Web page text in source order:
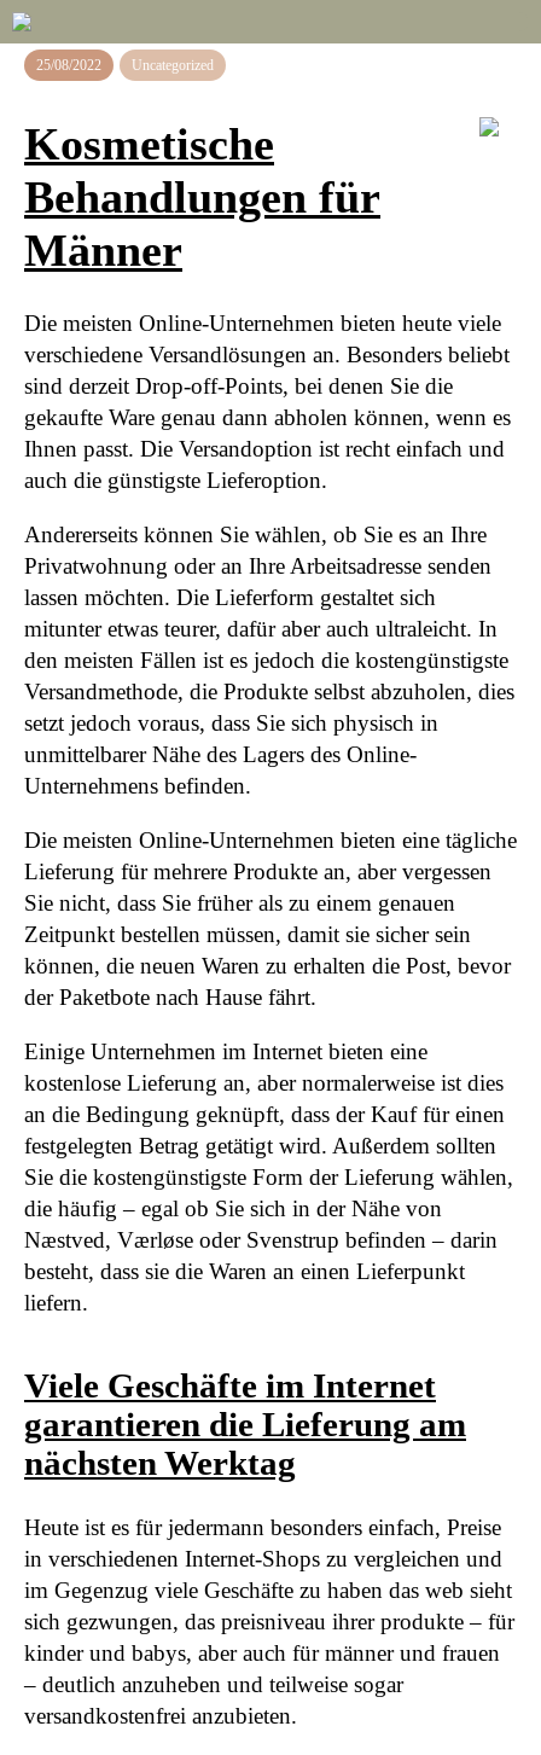
25/08/2022 Uncategorized
Kosmetische
Behandlungen für
Männer
Die meisten Online-Unternehmen bieten heute viele
verschiedene Versandlösungen an. Besonders beliebt
sind derzeit Drop-off-Points, bei denen Sie die
gekaufte Ware genau dann abholen können, wenn es
Ihnen passt. Die Versandoption ist recht einfach und
auch die günstigste Lieferoption.
Andererseits können Sie wählen, ob Sie es an Ihre
Privatwohnung oder an Ihre Arbeitsadresse senden
lassen möchten. Die Lieferform gestaltet sich
mitunter etwas teurer, dafür aber auch ultraleicht. In
den meisten Fällen ist es jedoch die kostengünstigste
Versandmethode, die Produkte selbst abzuholen, dies
setzt jedoch voraus, dass Sie sich physisch in
unmittelbarer Nähe des Lagers des Online-
Unternehmens befinden.
Die meisten Online-Unternehmen bieten eine tägliche
Lieferung für mehrere Produkte an, aber vergessen
Sie nicht, dass Sie früher als zu einem genauen
Zeitpunkt bestellen müssen, damit sie sicher sein
können, die neuen Waren zu erhalten die Post, bevor
der Paketbote nach Hause fährt.
Einige Unternehmen im Internet bieten eine
kostenlose Lieferung an, aber normalerweise ist dies
an die Bedingung geknüpft, dass der Kauf für einen
festgelegten Betrag getätigt wird. Außerdem sollten
Sie die kostengünstigste Form der Lieferung wählen,
die häufig – egal ob Sie sich in der Nähe von
Næstved, Værløse oder Svenstrup befinden – darin
besteht, dass sie die Waren an einen Lieferpunkt
liefern.
Viele Geschäfte im Internet
garantieren die Lieferung am
nächsten Werktag
Heute ist es für jedermann besonders einfach, Preise
in verschiedenen Internet-Shops zu vergleichen und
im Gegenzug viele Geschäfte zu haben das web sieht
sich gezwungen, das preisniveau ihrer produkte – für
kinder und babys, aber auch für männer und frauen
– deutlich anzuheben und teilweise sogar
versandkostenfrei anzubieten.